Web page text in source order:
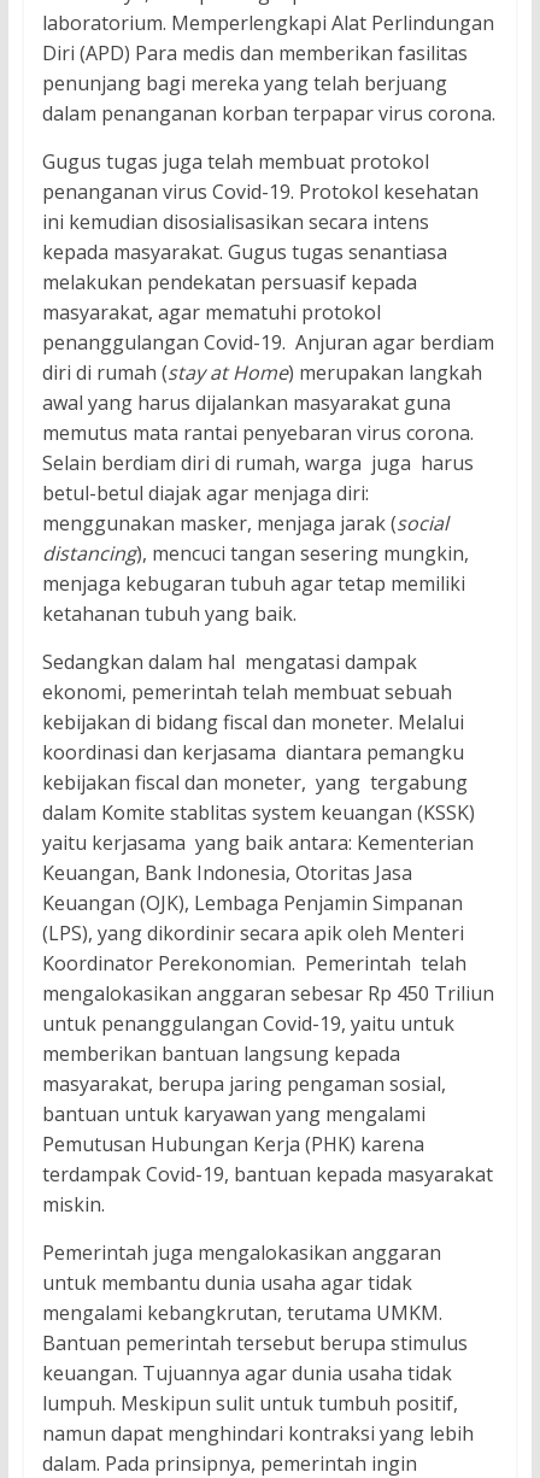
laboratorium. Memperlengkapi Alat Perlindungan
Diri (APD) Para medis dan memberikan fasilitas
penunjang bagi mereka yang telah berjuang
dalam penanganan korban terpapar virus corona.
Gugus tugas juga telah membuat protokol
penanganan virus Covid-19. Protokol kesehatan
ini kemudian disosialisasikan secara intens
kepada masyarakat. Gugus tugas senantiasa
melakukan pendekatan persuasif kepada
masyarakat, agar mematuhi protokol
penanggulangan Covid-19. Anjuran agar berdiam
diri di rumah (stay at Home) merupakan langkah
awal yang harus dijalankan masyarakat guna
memutus mata rantai penyebaran virus corona.
Selain berdiam diri di rumah, warga juga harus
betul-betul diajak agar menjaga diri:
menggunakan masker, menjaga jarak (social
distancing), mencuci tangan sesering mungkin,
menjaga kebugaran tubuh agar tetap memiliki
ketahanan tubuh yang baik.
Sedangkan dalam hal mengatasi dampak
ekonomi, pemerintah telah membuat sebuah
kebijakan di bidang fiscal dan moneter. Melalui
koordinasi dan kerjasama diantara pemangku
kebijakan fiscal dan moneter, yang tergabung
dalam Komite stablitas system keuangan (KSSK)
yaitu kerjasama yang baik antara: Kementerian
Keuangan, Bank Indonesia, Otoritas Jasa
Keuangan (OJK), Lembaga Penjamin Simpanan
(LPS), yang dikordinir secara apik oleh Menteri
Koordinator Perekonomian. Pemerintah telah
mengalokasikan anggaran sebesar Rp 450 Triliun
untuk penanggulangan Covid-19, yaitu untuk
memberikan bantuan langsung kepada
masyarakat, berupa jaring pengaman sosial,
bantuan untuk karyawan yang mengalami
Pemutusan Hubungan Kerja (PHK) karena
terdampak Covid-19, bantuan kepada masyarakat
miskin.
Pemerintah juga mengalokasikan anggaran
untuk membantu dunia usaha agar tidak
mengalami kebangkrutan, terutama UMKM.
Bantuan pemerintah tersebut berupa stimulus
keuangan. Tujuannya agar dunia usaha tidak
lumpuh. Meskipun sulit untuk tumbuh positif,
namun dapat menghindari kontraksi yang lebih
dalam. Pada prinsipnya, pemerintah ingin